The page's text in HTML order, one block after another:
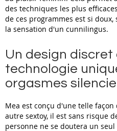
des techniques les plus
de ces programmes est si
la sensation d'un cunnilingus.
Un design discret
technologie
orgasmes
Mea est conçu d'une telle
autre sextoy, il est sans risque
personne ne se doutera un